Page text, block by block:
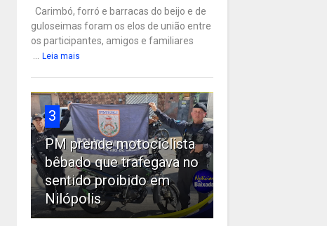
Carimbó, forró e barracas do beijo e de
guloseimas foram os elos de união entre
os participantes, amigos e familiares
... Leia mais
3
PM prende motociclista
bêbado que trafegava no
sentido proibido em
Nilópolis